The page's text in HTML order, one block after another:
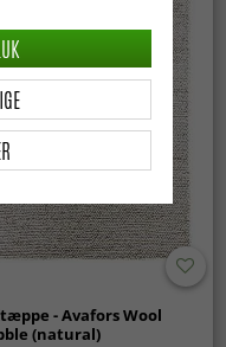
- Avafors Wool
(natural)